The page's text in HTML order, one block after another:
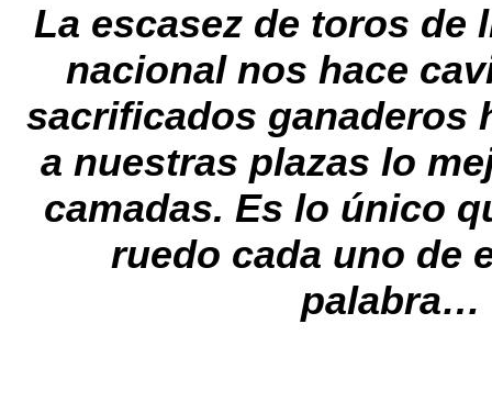
La escasez de toros de
nacional nos hace
sacrificados ganaderos
a nuestras plazas lo
camadas. Es lo único
ruedo cada uno de
palabra…